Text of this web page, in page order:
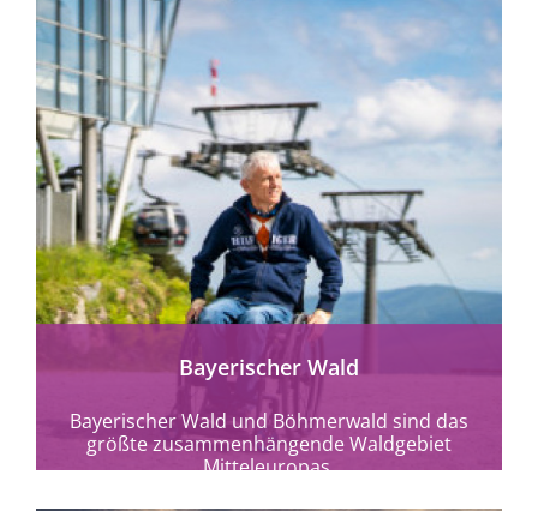
mehr erfahren
Bayerischer Wald
Bayerischer Wald und Böhmerwald sind das
größte zusammenhängende Waldgebiet
Mitteleuropas.